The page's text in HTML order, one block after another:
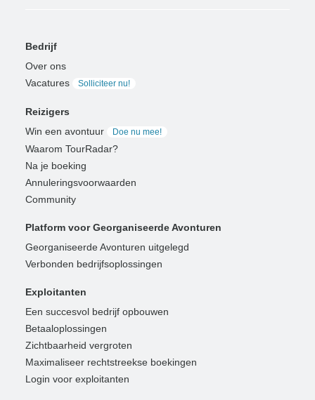
Bedrijf
Over ons
Vacatures
Solliciteer nu!
Reizigers
Win een avontuur
Doe nu mee!
Waarom TourRadar?
Na je boeking
Annuleringsvoorwaarden
Community
Platform voor Georganiseerde Avonturen
Georganiseerde Avonturen uitgelegd
Verbonden bedrijfsoplossingen
Exploitanten
Een succesvol bedrijf opbouwen
Betaaloplossingen
Zichtbaarheid vergroten
Maximaliseer rechtstreekse boekingen
Login voor exploitanten